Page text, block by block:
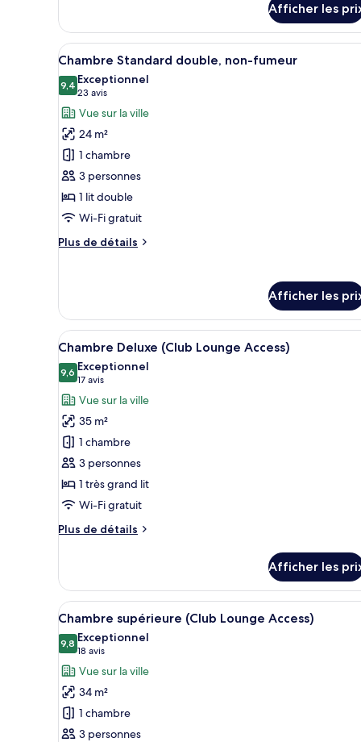
non-
fumeur
Standard
avec
lits
non-
fumeur
Afficher les
Afficher
toutes
les
photos
pour
ce
type
de
chambre :
Chambre
Standard
Une chambre d’hôtel avec
6
Chambre Standard double, non-fumeur
9,49,4 sur 10
Exceptionnel
23 avis
(23 avis)
Vue sur la ville
24 m²
1 chambre
3 personnes
1 lit double
Wi-Fi gratuit
Plus de détails
Plus
Standard
double,
non-
Afficher les
Afficher
toutes
les
photos
pour
ce
type
de
chambre :
Chambre
Deluxe
Access)
Une chambre d’hôtel avec
14
Chambre Deluxe (Club Lounge Access)
9,69,6 sur 10
Exceptionnel
17 avis
(17 avis)
Vue sur la ville
35 m²
1 chambre
3 personnes
1 très grand lit
Wi-Fi gratuit
Plus de détails
Plus
Chambre
Deluxe
(Club
Lounge
Access)
Afficher les
Afficher
toutes
les
photos
pour
ce
type
Une chambre d’hôtel avec
11
Chambre supérieure (Club Lounge Access)
9,89,8 sur 10
Exceptionnel
18 avis
(18 avis)
Vue sur la ville
34 m²
1 chambre
3 personnes